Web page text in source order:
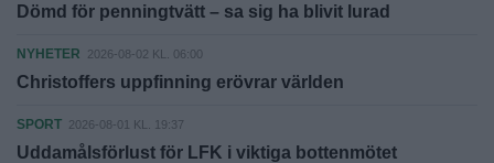
Dömd för penningtvätt – sa sig ha blivit lurad
NYHETER 2026-08-02 KL. 06:00
Christoffers uppfinning erövrar världen
SPORT 2026-08-01 KL. 19:37
Uddamålsförlust för LFK i viktiga bottenmötet